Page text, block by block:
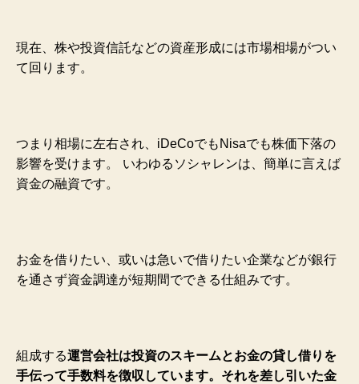
現在、株や投資信託などの資産形成には市場相場がつい
て回ります。
つまり相場に左右され、iDeCoでもNisaでも株価下落の
影響を受けます。
いわゆるソシャレンは、簡単に言えば
資金の融資です。
お金を借りたい、或いは急いで借りたい企業などが銀行
を通さず資金調達が短期間でできる仕組みです。
組成する運営会社は投資のスキームとお金の貸し借りを
手伝って手数料を徴収しています。それを差し引いた金